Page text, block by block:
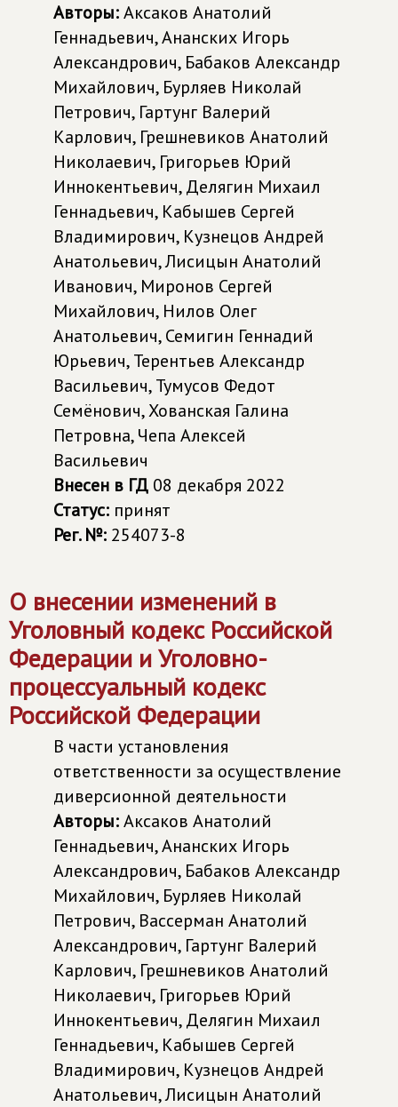
Авторы:Аксаков Анатолий
Геннадьевич, Ананских Игорь
Александрович, Бабаков Александр
Михайлович, Бурляев Николай
Петрович, Гартунг Валерий
Карлович, Грешневиков Анатолий
Николаевич, Григорьев Юрий
Иннокентьевич, Делягин Михаил
Геннадьевич, Кабышев Сергей
Владимирович, Кузнецов Андрей
Анатольевич, Лисицын Анатолий
Иванович, Миронов Сергей
Михайлович, Нилов Олег
Анатольевич, Семигин Геннадий
Юрьевич, Терентьев Александр
Васильевич, Тумусов Федот
Семёнович, Хованская Галина
Петровна, Чепа Алексей
Васильевич
Внесен в ГД 08 декабря 2022
Статус: принят
Рег. №: 254073-8
О внесении изменений в
Уголовный кодекс Российской
Федерации и Уголовно-
процессуальный кодекс
Российской Федерации
В части установления
ответственности за осуществление
диверсионной деятельности
Авторы:Аксаков Анатолий
Геннадьевич, Ананских Игорь
Александрович, Бабаков Александр
Михайлович, Бурляев Николай
Петрович, Вассерман Анатолий
Александрович, Гартунг Валерий
Карлович, Грешневиков Анатолий
Николаевич, Григорьев Юрий
Иннокентьевич, Делягин Михаил
Геннадьевич, Кабышев Сергей
Владимирович, Кузнецов Андрей
Анатольевич, Лисицын Анатолий